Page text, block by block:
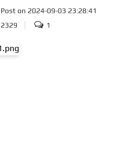
Post on 2024-09-03 23:28:41
2329
1